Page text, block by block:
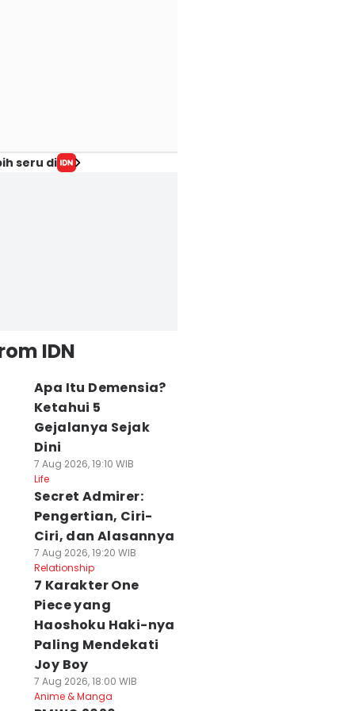
seru di
IDN
Apa Itu Demensia?
Ketahui 5
Gejalanya Sejak
Dini
7 Aug 2026, 19:10 WIB
Life
Secret Admirer:
Pengertian, Ciri-
Ciri, dan Alasannya
7 Aug 2026, 19:20 WIB
Relationship
7 Karakter One
Piece yang
Haoshoku Haki-nya
Paling Mendekati
Joy Boy
7 Aug 2026, 18:00 WIB
Anime & Manga